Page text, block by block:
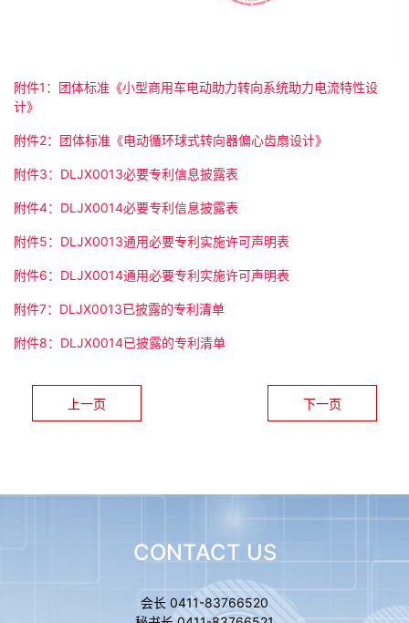
附件1：团体标准《小型商用车电动助力转向系统助力电流特性设
计》
附件2：团体标准《电动循环球式转向器偏心齿扇设计》
附件3：DLJX0013必要专利信息披露表
附件4：DLJX0014必要专利信息披露表
附件5：DLJX0013通用必要专利实施许可声明表
附件6：DLJX0014通用必要专利实施许可声明表
附件7：DLJX0013已披露的专利清单
附件8：DLJX0014已披露的专利清单
上一页 下一页
CONTACT US
会长 0411-83766520